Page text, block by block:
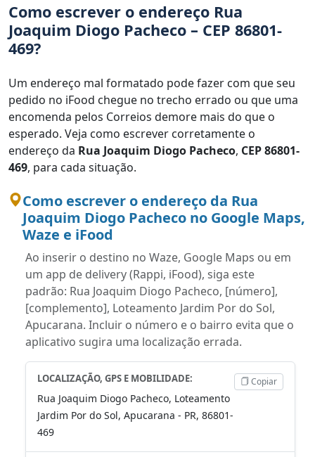
Como escrever o endereço Rua
Joaquim Diogo Pacheco – CEP 86801-
469?
Um endereço mal formatado pode fazer com que seu
pedido no iFood chegue no trecho errado ou que uma
encomenda pelos Correios demore mais do que o
esperado. Veja como escrever corretamente o
endereço da Rua Joaquim Diogo Pacheco, CEP 86801-
469, para cada situação.
Como escrever o endereço da Rua
Joaquim Diogo Pacheco no Google Maps,
Waze e iFood
Ao inserir o destino no Waze, Google Maps ou em
um app de delivery (Rappi, iFood), siga este
padrão: Rua Joaquim Diogo Pacheco, [número],
[complemento], Loteamento Jardim Por do Sol,
Apucarana. Incluir o número e o bairro evita que o
aplicativo sugira uma localização errada.
LOCALIZAÇÃO, GPS E MOBILIDADE:
Rua Joaquim Diogo Pacheco, Loteamento
Jardim Por do Sol, Apucarana - PR, 86801-
469
Copiar